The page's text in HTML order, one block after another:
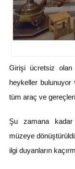
Girişi ücretsiz olan
heykeller
tüm araç ve
Şu zamana
müzeye
ilgi duyanların